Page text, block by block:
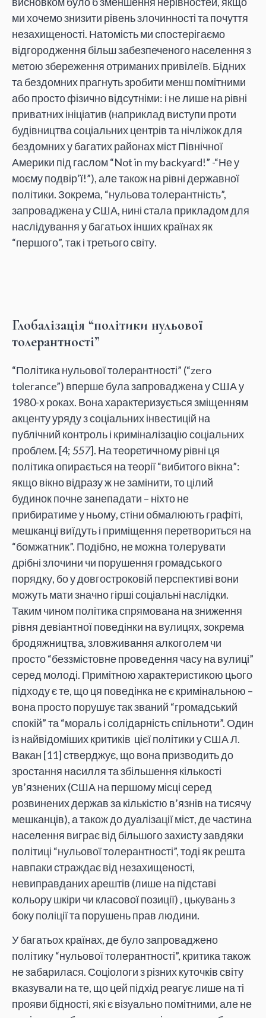
ми хочемо знизити рівень злочинності та почуття
незахищеності. Натомість ми спостерігаємо
відгородження більш забезпеченого населення з
метою збереження отриманих привілеїв. Бідних
та бездомних прагнуть зробити менш помітними
або просто фізично відсутніми: і не лише на рівні
приватних ініціатив (наприклад виступи проти
будівництва соціальних центрів та нічліжок для
бездомних у багатих районах міст Північної
Америки під гаслом “Not in my backyard!” -“Не у
моєму подвір’ї!”), але також на рівні державної
політики. Зокрема, “нульова толерантність”,
запроваджена у США, нині стала прикладом для
наслідування у багатьох інших країнах як
“першого”, так і третього світу.
Глобалізація “політики нульової
толерантності”
“Політика нульової толерантності” (“zero
tolerance”) вперше була запроваджена у США у
1980-х роках. Вона характеризується зміщенням
акценту уряду з соціальних інвестицій на
публічний контроль і криміналізацію соціальних
проблем. [4;557]. На теоретичному рівні ця
політика опирається на теорії “вибитого вікна”:
якщо вікно відразу ж не замінити, то цілий
будинок почне занепадати – ніхто не
прибиратиме у ньому, стіни обмалюють графіті,
мешканці виїдуть і приміщення перетвориться на
“бомжатник”. Подібно, не можна толерувати
дрібні злочини чи порушення громадського
порядку, бо у довгостроковій перспективі вони
можуть мати значно гірші соціальні наслідки.
Таким чином політика спрямована на зниження
рівня девіантної поведінки на вулицях, зокрема
бродяжництва, зловживання алкоголем чи
просто “беззмістовне проведення часу на вулиці”
серед молоді. Примітною характеристикою цього
підходу є те, що ця поведінка не є кримінальною –
вона просто порушує так званий “громадський
спокій” та “мораль і солідарність спільноти”. Один
із найвідоміших критиків цієї політики у США Л.
Вакан [11] стверджує, що вона призводить до
зростання насилля та збільшення кількості
ув’язнених (США на першому місці серед
розвинених держав за кількістю в’язнів на тисячу
мешканців), а також до дуалізації міст, де частина
населення виграє від більшого захисту завдяки
політиці “нульової толерантності”, тоді як решта
навпаки страждає від незахищеності,
невиправданих арештів (лише на підставі
кольору шкіри чи класової позиції) , цькувань з
боку поліції та порушень прав людини.
У багатьох країнах, де було запроваджено
політику “нульової толерантності”, критика також
не забарилася. Соціологи з різних куточків світу
вказували на те, що цей підхід реагує лише на ті
прояви бідності, які є візуально помітними, але не